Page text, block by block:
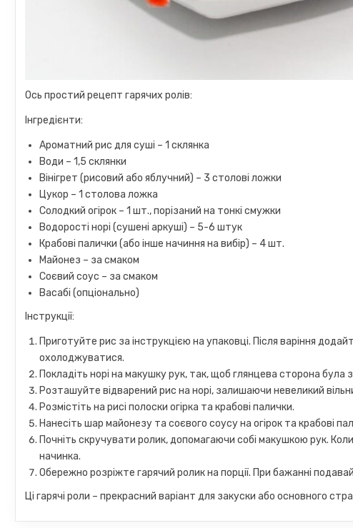
Ось простий рецепт гарячих ролів:
Інгредієнти:
Ароматний рис для суші – 1 склянка
Води – 1,5 склянки
Вінігрет (рисовий або яблучний) – 3 столові ложки
Цукор – 1 столова ложка
Солодкий огірок – 1 шт., порізаний на тонкі смужки
Водорості норі (сушені аркуші) – 5-6 штук
Крабові палички (або інше начиння на вибір) – 4 шт.
Майонез – за смаком
Соєвий соус – за смаком
Васабі (опціонально)
Інструкції:
Приготуйте рис за інструкцією на упаковці. Після варіння
охолоджуватися.
Покладіть норі на макушку рук, так, щоб глянцева сторона була
Розташуйте відварений рис на норі, залишаючи невеликий
Розмістіть на рисі полоски огірка та крабові палички.
Нанесіть шар майонезу та соєвого соусу на огірок та крабові
Почніть скручувати ролик, допомагаючи собі макушкою рук.
начинка.
Обережно розріжте гарячий ролик на порції. При бажанні
Ці гарячі роли – прекрасний варіант для закуски або основного